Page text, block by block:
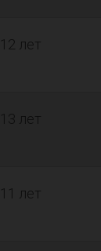
12 лет
13 лет
11 лет